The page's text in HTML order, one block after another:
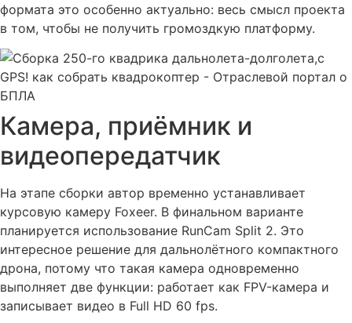
формата это особенно актуально: весь смысл проекта
в том, чтобы не получить громоздкую платформу.
Камера, приёмник и
видеопередатчик
На этапе сборки автор временно устанавливает
курсовую камеру Foxeer. В финальном варианте
планируется использование RunCam Split 2. Это
интересное решение для дальнолётного компактного
дрона, потому что такая камера одновременно
выполняет две функции: работает как FPV-камера и
записывает видео в Full HD 60 fps.